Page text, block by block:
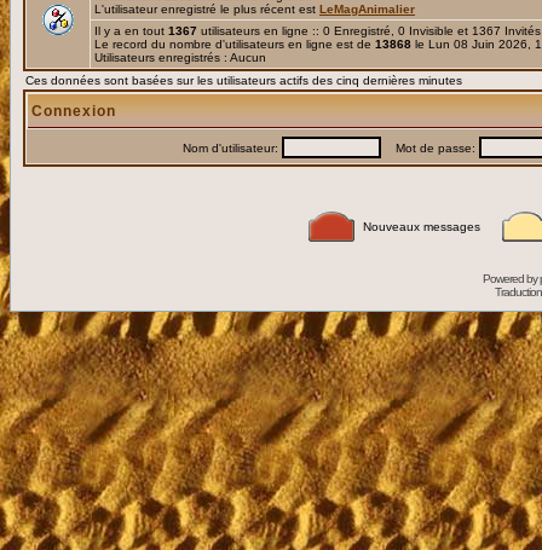
L'utilisateur enregistré le plus récent est LeMagAnimalier
Il y a en tout 1367 utilisateurs en ligne :: 0 Enregistré, 0 Invisible et 1367
Le record du nombre d'utilisateurs en ligne est de 13868 le Lun 08 Juin 2026,
Utilisateurs enregistrés : Aucun
Ces données sont basées sur les utilisateurs actifs des cinq dernières minutes
Connexion
Nom d'utilisateur: Mot de passe:
Nouveaux messages
Powered by